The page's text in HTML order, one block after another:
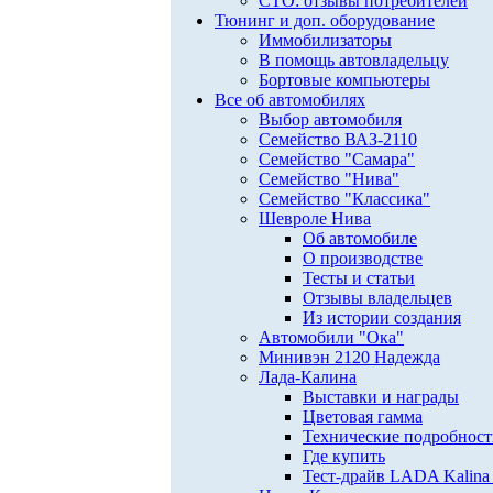
Тюнинг и доп. оборудование
Иммобилизаторы
В помощь автовладельцу
Бортовые компьютеры
Все об автомобилях
Выбор автомобиля
Семейство ВАЗ-2110
Семейство "Самара"
Семейство "Нива"
Семейство "Классика"
Шевроле Нива
Об автомобиле
О производстве
Тесты и статьи
Отзывы владельцев
Из истории создания
Автомобили "Ока"
Минивэн 2120 Надежда
Лада-Калина
Выставки и награды
Цветовая гамма
Технические
Где купить
Тест-драйв LADA Kalina